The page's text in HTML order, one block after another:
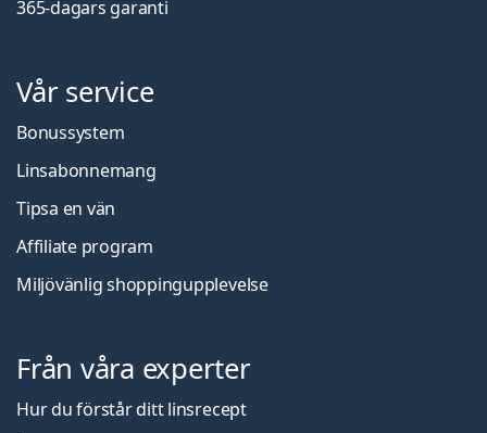
365-dagars garanti
Vår service
Bonussystem
Linsabonnemang
Tipsa en vän
Affiliate program
Miljövänlig shoppingupplevelse
Från våra experter
Hur du förstår ditt linsrecept